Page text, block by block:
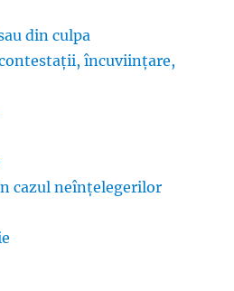
din culpa
încuviințare,
cazul neînțelegerilor